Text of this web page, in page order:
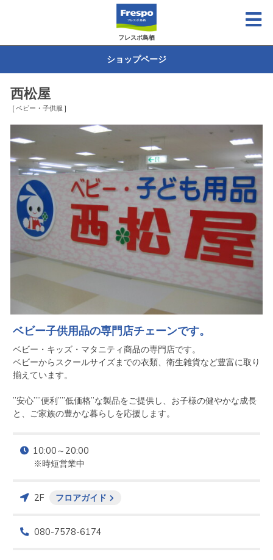
フレスポ鳥栖
ショップページ
西松屋
[ ベビー・子供服 ]
ベビー子供用品の専門店チェーンです。
ベビー・キッズ・マタニティ商品の専門店です。
ベビーからスクールサイズまでの衣類、衛生雑貨など豊富に取り
揃えています。
”安心””便利””低価格”な製品をご提供し、お子様の健やかな成長
と、ご家族の豊かな暮らしを応援します。
10:00～20:00
※時短営業中
2F フロアガイド
080-7578-6174